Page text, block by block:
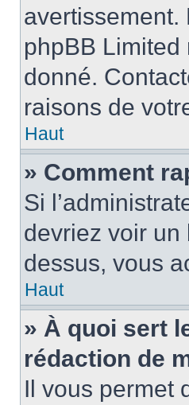
avertissement.
phpBB Limited
donné.
raisons de
Haut
» Comment
Si
devriez voir un
dessus, vous
Haut
» À quoi sert
rédaction de
Il vous permet